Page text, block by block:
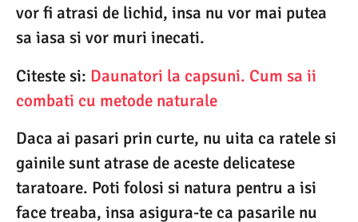
vor fi atrasi de lichid, insa nu vor mai putea
sa iasa si vor muri inecati.
Citeste si: Daunatori la capsuni. Cum sa ii
combati cu metode naturale
Daca ai pasari prin curte, nu uita ca ratele si
gainile sunt atrase de aceste delicatese
taratoare. Poti folosi si natura pentru a isi
face treaba, insa asigura-te ca pasarile nu